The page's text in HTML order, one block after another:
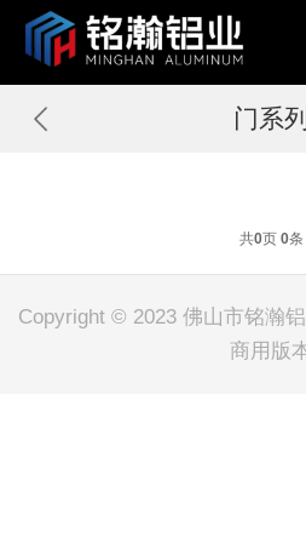
门系列
共0页 0条
Copyright © 2023 佛山市铭瀚
商用版